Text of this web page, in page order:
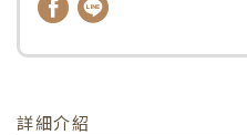
詳細介紹